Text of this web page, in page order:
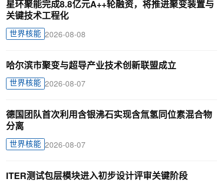
星环聚能完成8.8亿元A++轮融资，将推进聚变装置与
关键技术工程化
世界核能 2026-08-08
哈尔滨市聚变与超导产业技术创新联盟成立
世界核能 2026-08-07
德国团队首次利用含银沸石实现含氚氢同位素混合物
分离
世界核能 2026-08-07
ITER测试包层模块进入初步设计评审关键阶段